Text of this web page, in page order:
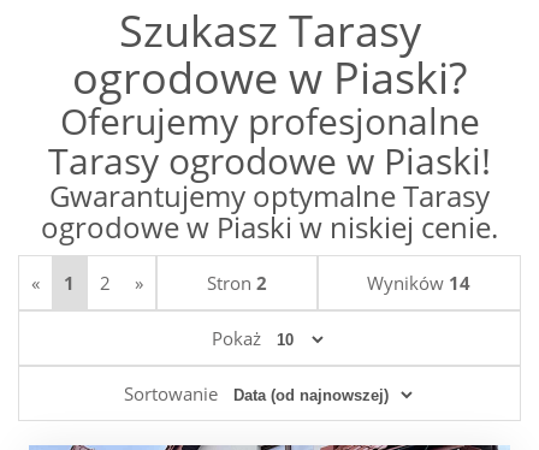
Szukasz Tarasy
ogrodowe w Piaski?
Oferujemy profesjonalne
Tarasy ogrodowe w Piaski!
Gwarantujemy optymalne Tarasy
ogrodowe w Piaski w niskiej cenie.
« 1 2 » Stron 2 Wyników 14
Pokaż
Sortowanie